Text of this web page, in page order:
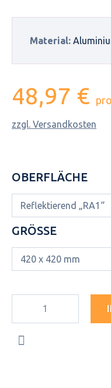
Material:
48,97 €
zzgl. Versandkosten
OBERFLÄCHE
GRÖSSE